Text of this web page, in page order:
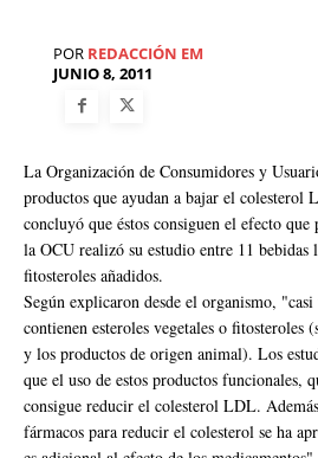
POR REDACCIÓN EM
JUNIO 8, 2011
La Organización de Consumidores y
productos que ayudan a bajar el
concluyó que éstos consiguen el efecto
la OCU realizó su estudio entre 11 bebidas
fitosteroles añadidos.
Según explicaron desde el organismo,
contienen esteroles vegetales o fitosteroles
y los productos de origen animal). Los
que el uso de estos productos funcionales,
consigue reducir el colesterol LDL.
fármacos para reducir el colesterol se ha